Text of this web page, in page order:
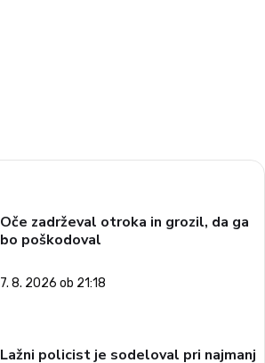
Oče zadrževal otroka in grozil, da ga
bo poškodoval
7. 8. 2026 ob 21:18
Lažni policist je sodeloval pri najmanj